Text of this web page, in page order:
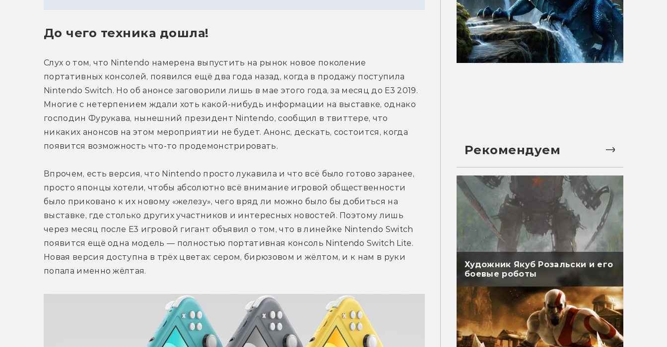
До чего техника дошла!
Слух о том, что Nintendo намерена выпустить на рынок новое поколение
портативных консолей, появился ещё два года назад, когда в продажу поступила
Nintendo Switch. Но об анонсе заговорили лишь в мае этого года, за месяц до Е3 2019.
Многие с нетерпением ждали хоть какой-нибудь информации на выставке, однако
господин Фурукава, нынешний президент Nintendo, сообщил в твиттере, что
никаких анонсов на этом мероприятии не будет. Анонс, дескать, состоится, когда
появится возможность что-то продемонстрировать.
Впрочем, есть версия, что Nintendo просто лукавила и что всё было готово заранее,
просто японцы хотели, чтобы абсолютно всё внимание игровой общественности
было приковано к их новому «железу», чего вряд ли можно было бы добиться на
выставке, где столько других участников и интересных новостей. Поэтому лишь
через месяц после Е3 игровой гигант объявил о том, что в линейке Nintendo Switch
появится ещё одна модель — полностью портативная консоль Nintendo Switch Lite.
Новая версия доступна в трёх цветах: сером, бирюзовом и жёлтом, и к нам в руки
попала именно жёлтая.
Рекомендуем
Художник Якуб Розальски и его
боевые роботы